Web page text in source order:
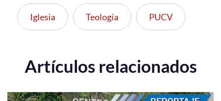
Iglesia Teología PUCV
Artículos relacionados